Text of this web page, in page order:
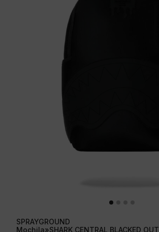
SPRAYGROUND
Mochila»SHARK CENTRAL BLACKED OUT